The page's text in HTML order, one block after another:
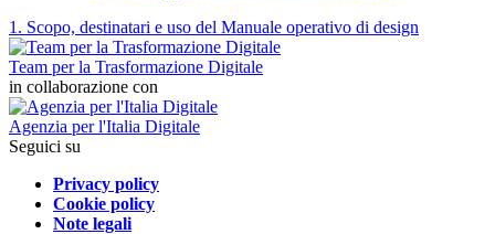
1. Scopo, destinatari e uso del Manuale operativo di design
Team per la Trasformazione Digitale
in collaborazione con
Agenzia per l'Italia Digitale
Seguici su
Privacy policy
Cookie policy
Note legali